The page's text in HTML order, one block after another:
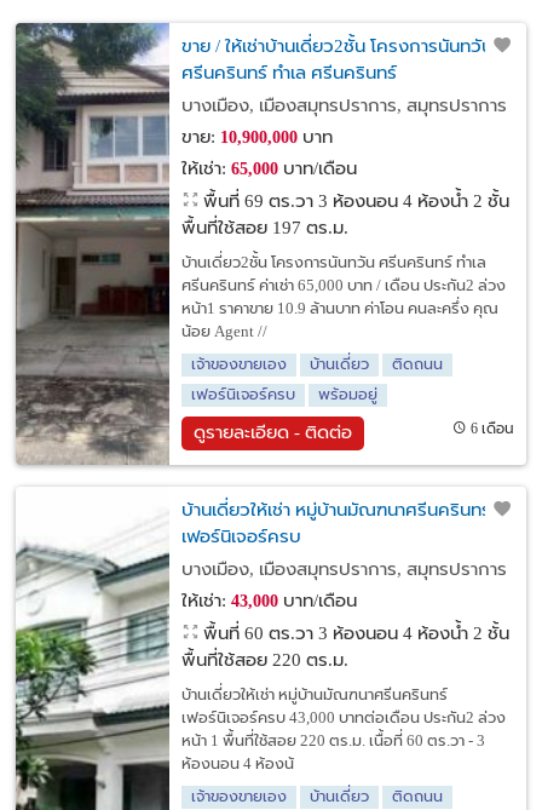
ขาย / ให้เช่าบ้านเดี่ยว2ชั้น โครงการนันทวัน
ศรีนครินทร์ ทำเล ศรีนครินทร์
บางเมือง, เมืองสมุทรปราการ, สมุทรปราการ
ขาย: 10,900,000บาท
ให้เช่า: 65,000บาท/เดือน
พื้นที่ 69 ตร.วา 3 ห้องนอน 4 ห้องน้ำ 2 ชั้น
พื้นที่ใช้สอย 197 ตร.ม.
บ้านเดี่ยว2ชั้น โครงการนันทวัน ศรีนครินทร์ ทำเล
ศรีนครินทร์ ค่าเช่า 65,000 บาท / เดือน ประกัน2 ล่วง
หน้า1 ราคาขาย 10.9 ล้านบาท ค่าโอน คนละครึ่ง คุณ
น้อย Agent //
เจ้าของขายเอง
บ้านเดี่ยว
ติดถนน
เฟอร์นิเจอร์ครบ
พร้อมอยู่
ดูรายละเอียด - ติดต่อ 6 เดือน
บ้านเดี่ยวให้เช่า หมู่บ้านมัณฑนาศรีนครินทร์
เฟอร์นิเจอร์ครบ
บางเมือง, เมืองสมุทรปราการ, สมุทรปราการ
ให้เช่า: 43,000บาท/เดือน
พื้นที่ 60 ตร.วา 3 ห้องนอน 4 ห้องน้ำ 2 ชั้น
พื้นที่ใช้สอย 220 ตร.ม.
บ้านเดี่ยวให้เช่า หมู่บ้านมัณฑนาศรีนครินทร์
เฟอร์นิเจอร์ครบ 43,000 บาทต่อเดือน ประกัน2 ล่วง
หน้า 1 พื้นที่ใช้สอย 220 ตร.ม. เนื้อที่ 60 ตร.วา - 3
ห้องนอน 4 ห้องน้
เจ้าของขายเอง
บ้านเดี่ยว
ติดถนน